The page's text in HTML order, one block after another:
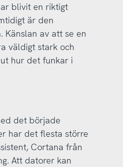
blivit en riktigt
är den
av att se en
väldigt stark och
hur det funkar i
det började
har det flesta större
Cortana från
Att datorer kan